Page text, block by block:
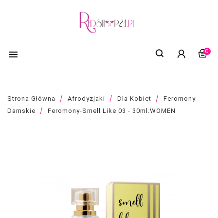
 0
Strona Główna Afrodyzjaki Dla Kobiet
Feromony
Damskie
Feromony-Smell Like 03 - 30ml.WOMEN